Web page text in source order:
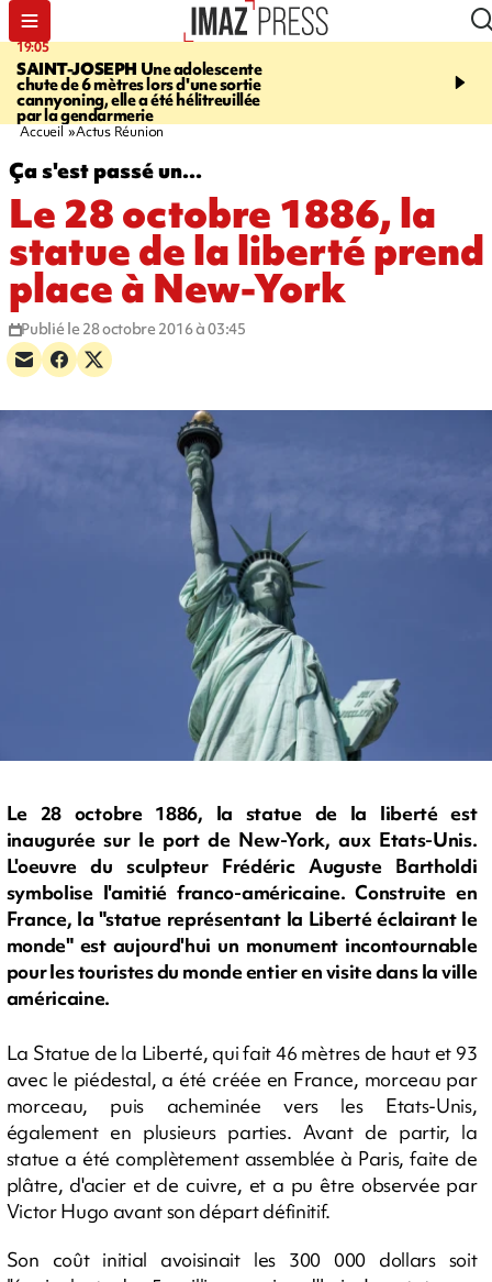
19:05
SAINT-JOSEPH Une adolescente
chute de 6 mètres lors d'une sortie
cannyoning, elle a été hélitreuillée
par la gendarmerie
20:44
rouée de coups,
Accueil Actus Réunion
Ça s'est passé un...
Le 28 octobre 1886, la
statue de la liberté prend
place à New-York
Publié le 28 octobre 2016 à 03:45
Le 28 octobre 1886, la statue de la liberté est
inaugurée sur le port de New-York, aux Etats-Unis.
L'oeuvre du sculpteur Frédéric Auguste Bartholdi
symbolise l'amitié franco-américaine. Construite en
France, la "statue représentant la Liberté éclairant le
monde" est aujourd'hui un monument incontournable
pour les touristes du monde entier en visite dans la ville
américaine.
La Statue de la Liberté, qui fait 46 mètres de haut et 93
avec le piédestal, a été créée en France, morceau par
morceau, puis acheminée vers les Etats-Unis,
également en plusieurs parties. Avant de partir, la
statue a été complètement assemblée à Paris, faite de
plâtre, d'acier et de cuivre, et a pu être observée par
Victor Hugo avant son départ définitif.
Son coût initial avoisinait les 300 000 dollars soit